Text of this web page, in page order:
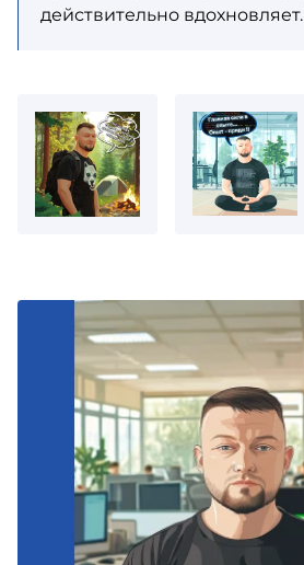
действительно вдохновляет.